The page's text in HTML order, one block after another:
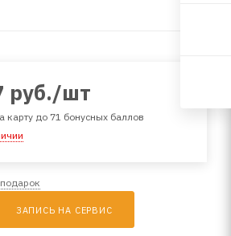
руб./шт
карту до 71 бонусных баллов
ЗАПИСЬ НА СЕРВИС